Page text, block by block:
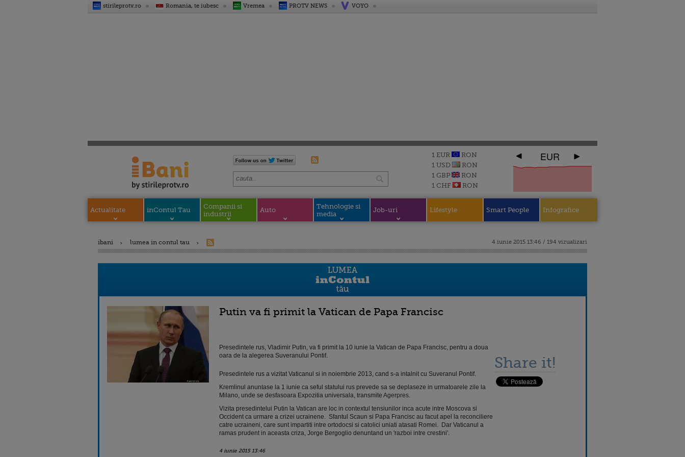
stirileprotv.ro Romania, te iubesc Vremea PROTV NEWS VOYO
1 EUR
RON
1 USD
RON
1 GBP
RON
1 CHF
RON
EUR
Actualitate inContul Tau
Companii si
industrii
Auto
Tehnologie si
media
Job-uri Lifestyle Smart People Infografice
ibani lumea in contul tau 4 iunie 2015 13:46 / 194 vizualizari
Putin va fi primit la Vatican de Papa Francisc
Presedintele rus, Vladimir Putin, va fi primit la 10 iunie la Vatican de Papa Francisc, pentru a doua
oara de la alegerea Suveranului Pontif.
Presedintele rus a vizitat Vaticanul si in noiembrie 2013, cand s-a intalnit cu Suveranul Pontif.
Kremlinul anuntase la 1 iunie ca seful statului rus prevede sa se deplaseze in urmatoarele zile la
Milano, unde se desfasoara Expozitia universala, transmite Agerpres.
Vizita presedintelui Putin la Vatican are loc in contextul tensiunilor inca acute intre Moscova si
Occident ca urmare a crizei ucrainene. Sfantul Scaun si Papa Francisc au facut apel la reconciliere
catre ucraineni, care sunt impartiti intre ortodocsi si catolici uniati atasati Romei. Dar Vaticanul a
ramas prudent in aceasta criza, Jorge Bergoglio denuntand un 'razboi intre crestini'.
4 iunie 2015 13:46
Share it!